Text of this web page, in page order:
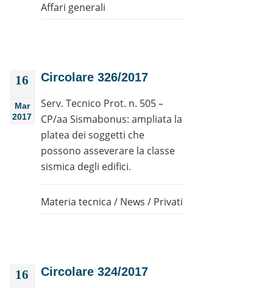
Affari generali
16
Mar
2017
Circolare 326/2017
Serv. Tecnico Prot. n. 505 –
CP/aa Sismabonus: ampliata la
platea dei soggetti che
possono asseverare la classe
sismica degli edifici.
Materia tecnica / News / Privati
16
Circolare 324/2017